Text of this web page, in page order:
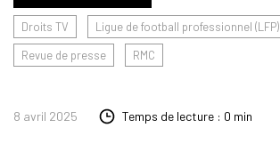
Droits TV
Ligue de football professionnel (LFP)
Revue de presse
RMC
8 avril 2025 Temps de lecture : 0 min